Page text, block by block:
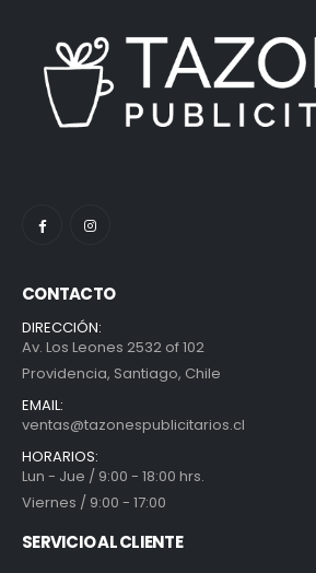
CONTACTO
DIRECCIÓN:
Av. Los Leones 2532 of 102
Providencia, Santiago, Chile
EMAIL:
ventas@tazonespublicitarios.cl
HORARIOS:
Lun - Jue / 9:00 - 18:00 hrs.
Viernes / 9:00 - 17:00
SERVICIO AL CLIENTE